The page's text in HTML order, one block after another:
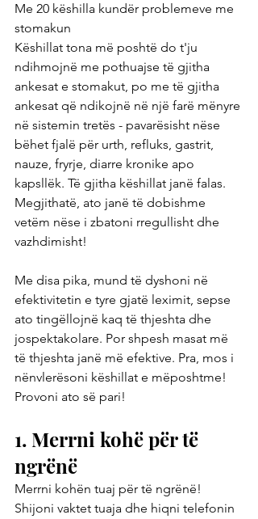
Me 20 këshilla kundër problemeve me
stomakun
Këshillat tona më poshtë do t'ju
ndihmojnë me pothuajse të gjitha
ankesat e stomakut, po me të gjitha
ankesat që ndikojnë në një farë mënyre
në sistemin tretës - pavarësisht nëse
bëhet fjalë për urth, refluks, gastrit,
nauze, fryrje, diarre kronike apo
kapsllëk. Të gjitha këshillat janë falas.
Megjithatë, ato janë të dobishme
vetëm nëse i zbatoni rregullisht dhe
vazhdimisht!
Me disa pika, mund të dyshoni në
efektivitetin e tyre gjatë leximit, sepse
ato tingëllojnë kaq të thjeshta dhe
jospektakolare. Por shpesh masat më
të thjeshta janë më efektive. Pra, mos i
nënvlerësoni këshillat e mëposhtme!
Provoni ato së pari!
1. Merrni kohë për të
ngrënë
Merrni kohën tuaj për të ngrënë!
Shijoni vaktet tuaja dhe hiqni telefonin